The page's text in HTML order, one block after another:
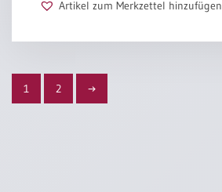
Artikel zum Merkzettel hinzufügen
1 2 →